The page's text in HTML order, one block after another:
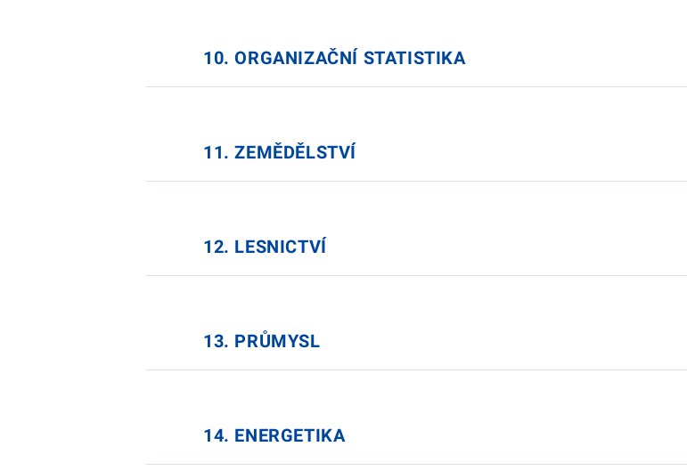
10. ORGANIZAČNÍ STATISTIKA
11. ZEMĚDĚLSTVÍ
12. LESNICTVÍ
13. PRŮMYSL
14. ENERGETIKA